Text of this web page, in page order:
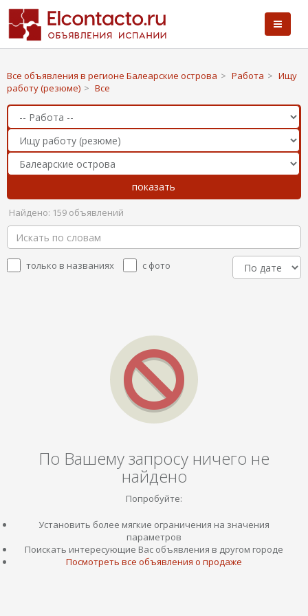
Все объявления в регионе Балеарские острова > Работа > Ищу
работу (резюме) > Все
Найдено: 159 объявлений
только в названиях с фото
По Вашему запросу ничего не
найдено
Попробуйте:
Установить более мягкие ограничения на значения
параметров
Поискать интересующие Вас объявления в другом городе
Посмотреть все объявления о продаже